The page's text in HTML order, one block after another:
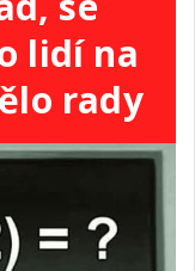
lidí na
rady